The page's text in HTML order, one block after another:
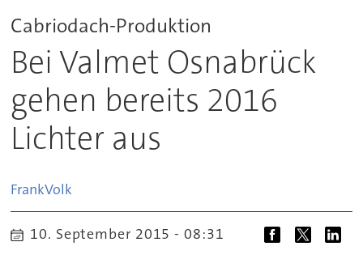
Cabriodach-Produktion
Bei Valmet Osnabrück
gehen bereits 2016
Lichter aus
FrankVolk
10. September 2015 - 08:31